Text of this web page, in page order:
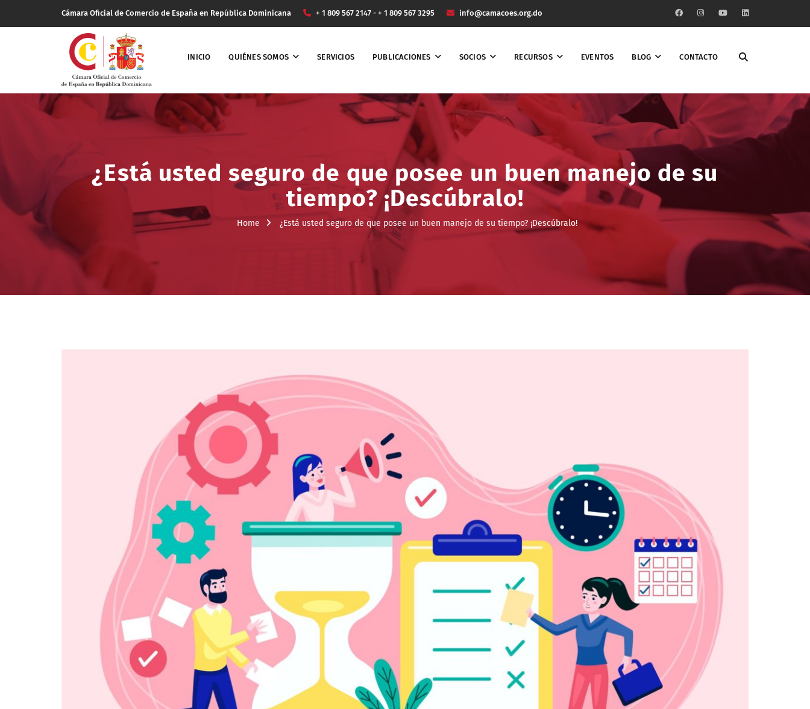
Cámara Oficial de Comercio de España en República Dominicana + 1 809 567 2147 - + 1 809 567 3295 info@camacoes.org.do
INICIO QUIÉNES SOMOS SERVICIOS PUBLICACIONES SOCIOS RECURSOS EVENTOS BLOG CONTACTO
¿Está usted seguro de que posee un buen manejo de su
tiempo? ¡Descúbralo!
Home ¿Está usted seguro de que posee un buen manejo de su tiempo? ¡Descúbralo!